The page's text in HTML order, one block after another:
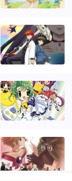
机甲武士剑粤语 480P
[粤语动漫] 5832
向山进发第一季粤语
[粤语动漫] 7708